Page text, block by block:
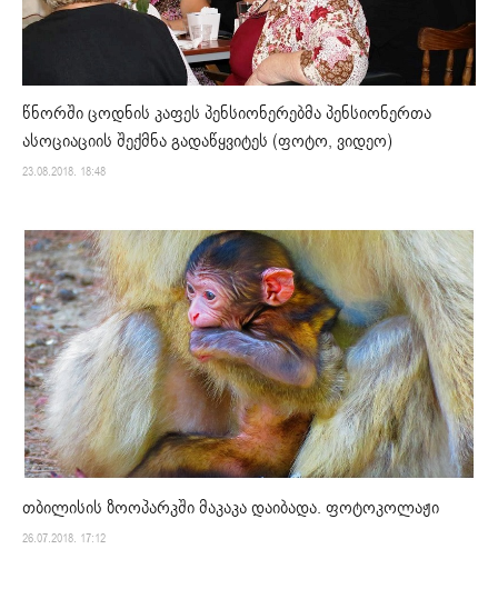
წნორში ცოდნის კაფეს პენსიონერებმა პენსიონერთა
ასოციაციის შექმნა გადაწყვიტეს (ფოტო, ვიდეო)
23.08.2018. 18:48
თბილისის ზოოპარკში მაკაკა დაიბადა. ფოტოკოლაჟი
26.07.2018. 17:12